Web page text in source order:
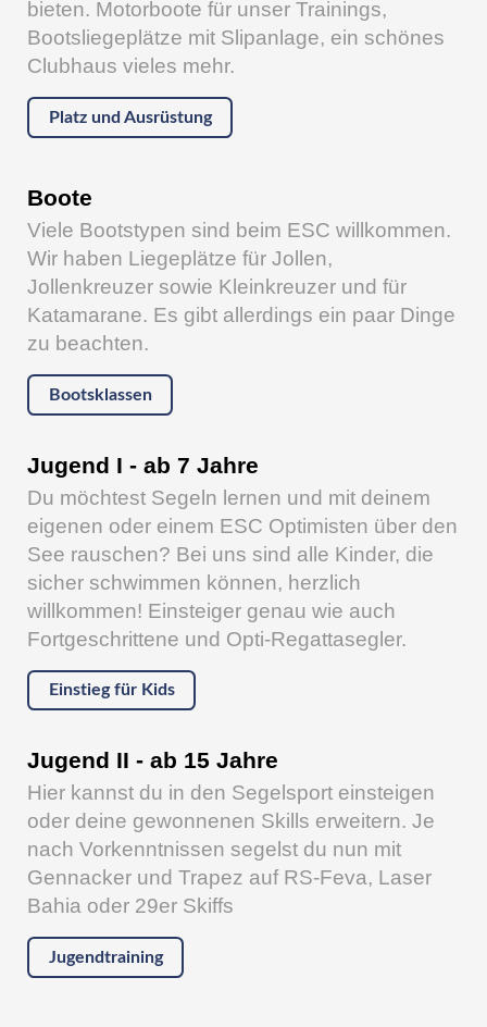
bieten. Motorboote für unser Trainings,
Bootsliegeplätze mit Slipanlage, ein schönes
Clubhaus vieles mehr.
Platz und Ausrüstung
Boote
Viele Bootstypen sind beim ESC willkommen.
Wir haben Liegeplätze für Jollen,
Jollenkreuzer sowie Kleinkreuzer und für
Katamarane. Es gibt allerdings ein paar Dinge
zu beachten.
Bootsklassen
Jugend I - ab 7 Jahre
Du möchtest Segeln lernen und mit deinem
eigenen oder einem ESC Optimisten über den
See rauschen? Bei uns sind alle Kinder, die
sicher schwimmen können, herzlich
willkommen! Einsteiger genau wie auch
Fortgeschrittene und Opti-Regattasegler.
Einstieg für Kids
Jugend II - ab 15 Jahre
Hier kannst du in den Segelsport einsteigen
oder deine gewonnenen Skills erweitern. Je
nach Vorkenntnissen segelst du nun mit
Gennacker und Trapez auf RS-Feva, Laser
Bahia oder 29er Skiffs
Jugendtraining